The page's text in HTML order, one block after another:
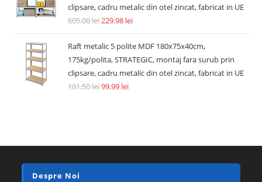
clipsare, cadru metalic din otel zincat, fabricat in UE
605.00lei229.98 lei
Raft metalic 5 polite MDF 180x75x40cm,
175kg/polita, STRATEGIC, montaj fara surub prin
clipsare, cadru metalic din otel zincat, fabricat in UE
181.50lei99.99 lei
Despre Noi